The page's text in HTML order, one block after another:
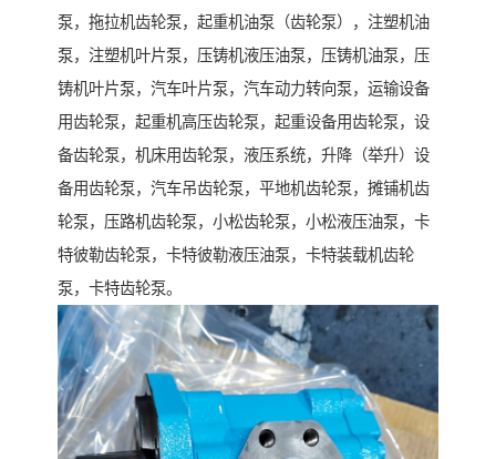
泵，拖拉机齿轮泵，起重机油泵（齿轮泵），注塑机油
泵，注塑机叶片泵，压铸机液压油泵，压铸机油泵，压
铸机叶片泵，汽车叶片泵，汽车动力转向泵，运输设备
用齿轮泵，起重机高压齿轮泵，起重设备用齿轮泵，设
备齿轮泵，机床用齿轮泵，液压系统，升降（举升）设
备用齿轮泵，汽车吊齿轮泵，平地机齿轮泵，摊铺机齿
轮泵，压路机齿轮泵，小松齿轮泵，小松液压油泵，卡
特彼勒齿轮泵，卡特彼勒液压油泵，卡特装载机齿轮
泵，卡特齿轮泵。